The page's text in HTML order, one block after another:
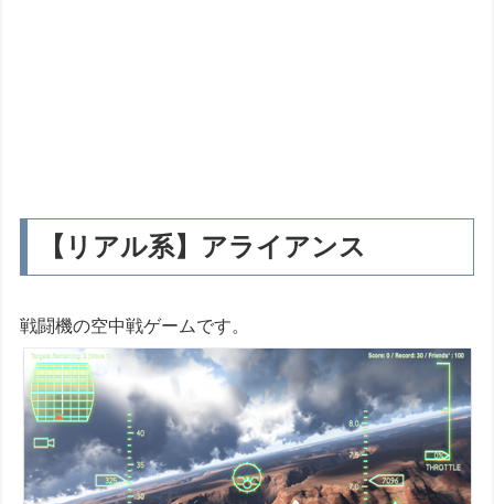
【リアル系】アライアンス
戦闘機の空中戦ゲームです。